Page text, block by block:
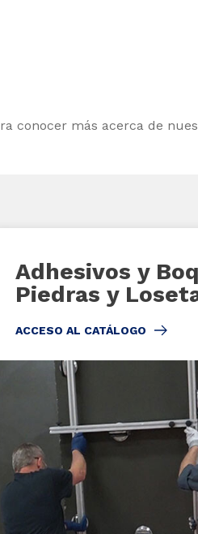
conocer más acerca de
Adhesivos y
Piedras y
ACCESO AL CATÁLOGO